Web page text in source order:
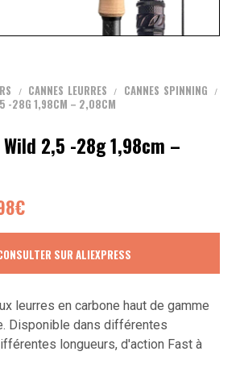
/ CANNES LEURRES / CANNES SPINNING /
-28G 1,98CM – 2,08CM
Wild 2,5 -28g 1,98cm –
SUR ALIEXPRESS
leurres en carbone haut de gamme
Disponible dans différentes
longueurs, d'action Fast à